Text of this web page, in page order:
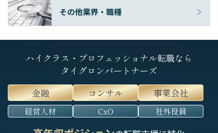
その他業界・職種
ハイクラス・プロフェッショナル転職なら
タイグロンパートナーズ
金融
コンサル 事業会社
経営人材 CxO 社外役員